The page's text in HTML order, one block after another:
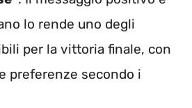
lo rende uno degli
per la vittoria finale, con
preferenze secondo i